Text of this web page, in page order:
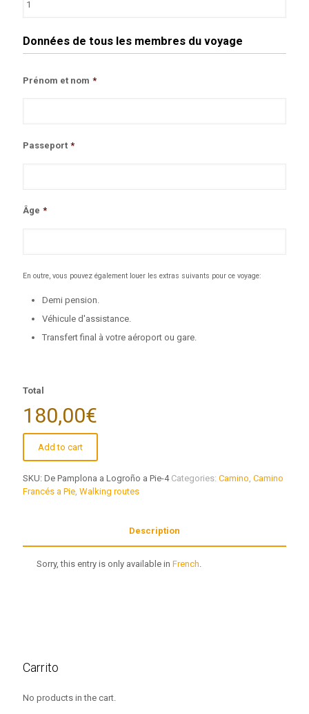
Données de tous les membres du voyage
Prénom et nom *
Passeport *
Âge *
En outre, vous pouvez également louer les extras suivants pour ce voyage:
Demi pension.
Véhicule d'assistance.
Transfert final à votre aéroport ou gare.
Total
180,00€
Add to cart
SKU: De Pamplona a Logroño a Pie-4 Categories: Camino Camino
Francés a Pie Walking routes
Description
Sorry, this entry is only available in French
Carrito
No products in the cart.